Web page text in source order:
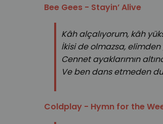
Bee Gees - Stayin’ Alive
Kâh alçalıyorum, kâh
İkisi de olmazsa,
Cennet ayaklarımın
Ve ben dans etmeden
Coldplay - Hymn for the